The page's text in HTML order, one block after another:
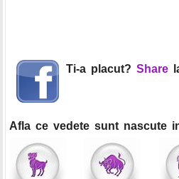
Ti-a placut? Share
Afla ce vedete sunt nascute